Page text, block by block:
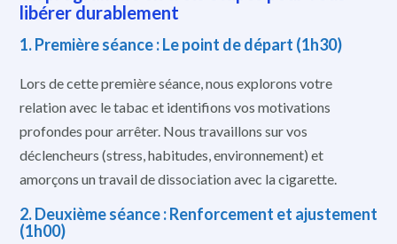
libérer durablement
1. Première séance : Le point de départ (1h30)
Lors de cette première séance, nous explorons votre
relation avec le tabac et identifions vos motivations
profondes pour arrêter. Nous travaillons sur vos
déclencheurs (stress, habitudes, environnement) et
amorçons un travail de dissociation avec la cigarette.
2. Deuxième séance : Renforcement et ajustement
(1h00)